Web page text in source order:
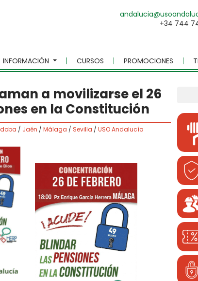
+34 744
INFORMACIÓN CURSOS PROMOCIONES
a movilizarse el 26
en la Constitución
/ Jaén / Málaga / Sevilla / USO Andalucía